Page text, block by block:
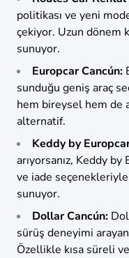
politikası ve yeni
çekiyor. Uzun dönem
sunuyor.
Europcar Cancún:
sunduğu geniş araç
hem bireysel hem de
alternatif.
Keddy by
arıyorsanız, Keddy
ve iade
sunuyor.
Dollar Cancún:
sürüş deneyimi
Özellikle kısa süreli